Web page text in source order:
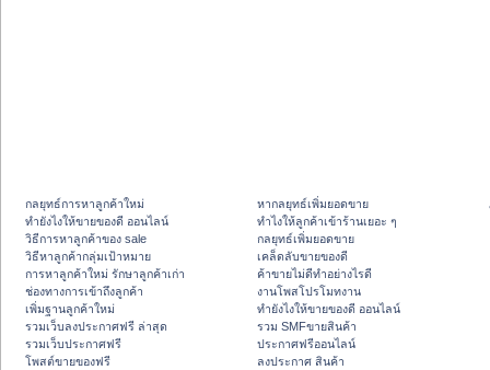
กลยุทธ์การหาลูกค้าใหม่
ทํายังไงให้ขายของดี ออนไลน์
วิธีการหาลูกค้าของ sale
วิธีหาลูกค้ากลุ่มเป้าหมาย
การหาลูกค้าใหม่ รักษาลูกค้าเก่า
ช่องทางการเข้าถึงลูกค้า
เพิ่มฐานลูกค้าใหม่
รวมเว็บลงประกาศฟรี ล่าสุด
รวมเว็บประกาศฟรี
โพสต์ขายของฟรี
หากลยุทธ์เพิ่มยอดขาย
ทําไงให้ลูกค้าเข้าร้านเยอะ ๆ
กลยุทธ์เพิ่มยอดขาย
เคล็ดลับขายของดี
ค้าขายไม่ดีทำอย่างไรดี
งานโพสโปรโมทงาน
ทํายังไงให้ขายของดี ออนไลน์
รวม SMFขายสินค้า
ประกาศฟรีออนไลน์
ลงประกาศ สินค้า